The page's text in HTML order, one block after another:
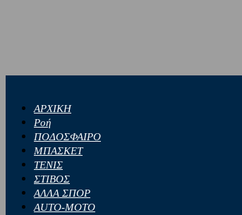
ΑΡΧΙΚΗ
Ροή
ΠΟΔΟΣΦΑΙΡΟ
ΜΠΑΣΚΕΤ
ΤΕΝΙΣ
ΣΤΙΒΟΣ
ΑΛΛΑ ΣΠΟΡ
AUTO-MOTO